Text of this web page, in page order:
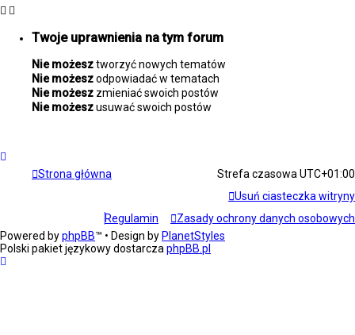
Twoje uprawnienia na tym forum
Nie możesztworzyć nowych tematów
Nie możeszodpowiadać w tematach
Nie możesz zmieniać swoich postów
Nie możeszusuwać swoich postów
Strona główna Strefa czasowa UTC+01:00
Usuń ciasteczka witryny
Zasady ochrony danych osobowych
Regulamin
Powered byphpBB™ • Design by PlanetStyles
Polski pakiet językowy dostarcza phpBB.pl